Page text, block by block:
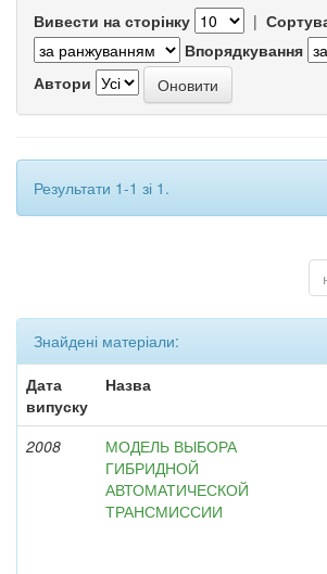
Вивести на сторінку |
Впорядкування
Автори
Результати 1-1 зі 1.
Знайдені матеріали:
Дата
випуску
Назва
2008
МОДЕЛЬ ВЫБОРА
ГИБРИДНОЙ
АВТОМАТИЧЕСКОЙ
ТРАНСМИССИИ